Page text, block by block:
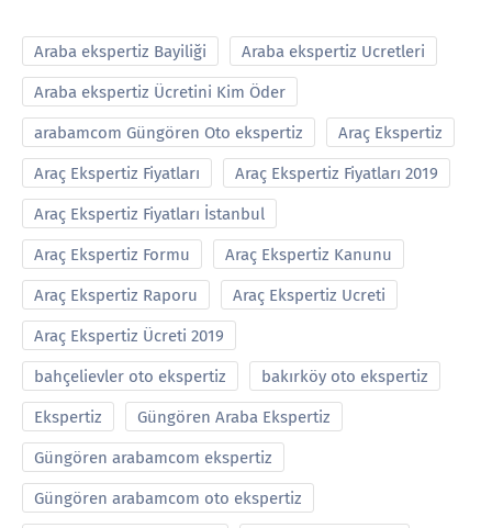
Araba ekspertiz Bayiliği Araba ekspertiz Ucretleri
Araba ekspertiz Ücretini Kim Öder
arabamcom Güngören Oto ekspertiz Araç Ekspertiz
Araç Ekspertiz Fiyatları Araç Ekspertiz Fiyatları 2019
Araç Ekspertiz Fiyatları İstanbul
Araç Ekspertiz Formu Araç Ekspertiz Kanunu
Araç Ekspertiz Raporu Araç Ekspertiz Ucreti
Araç Ekspertiz Ücreti 2019
bahçelievler oto ekspertiz bakırköy oto ekspertiz
Ekspertiz Güngören Araba Ekspertiz
Güngören arabamcom ekspertiz
Güngören arabamcom oto ekspertiz